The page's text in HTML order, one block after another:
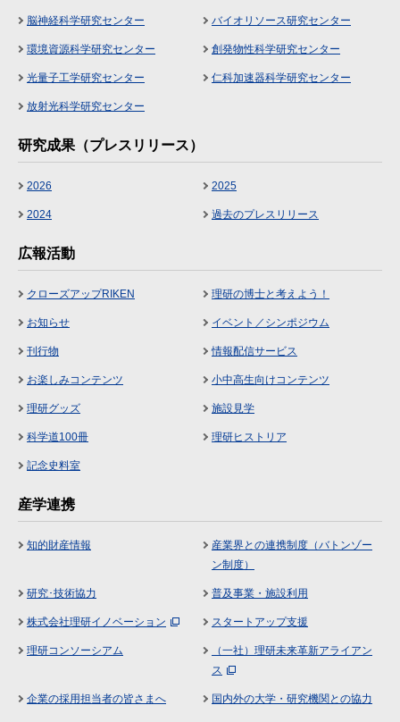
脳神経科学研究センター バイオリソース研究センター
環境資源科学研究センター 創発物性科学研究センター
光量子工学研究センター 仁科加速器科学研究センター
放射光科学研究センター
研究成果（プレスリリース）
2026 2025
2024 過去のプレスリリース
広報活動
クローズアップRIKEN 理研の博士と考えよう！
お知らせ イベント／シンポジウム
刊行物 情報配信サービス
お楽しみコンテンツ 小中高生向けコンテンツ
理研グッズ 施設見学
科学道100冊 理研ヒストリア
記念史料室
産学連携
知的財産情報
産業界との連携制度（バトンゾー
ン制度）
研究･技術協力 普及事業・施設利用
株式会社理研イノベーション スタートアップ支援
理研コンソーシアム
（一社）理研未来革新アライアン
ス
企業の採用担当者の皆さまへ 国内外の大学・研究機関との協力